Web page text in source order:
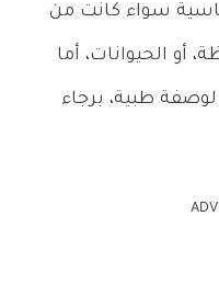
سواء كانت من
أو الحيوانات، أما
لوصفة طبية، برجاء